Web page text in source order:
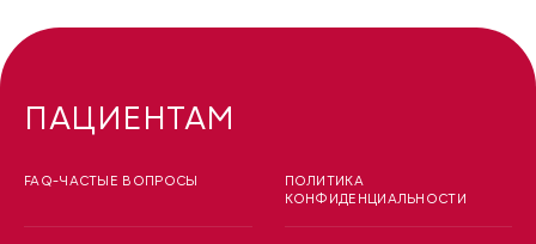
ПАЦИЕНТАМ
FAQ-ЧАСТЫЕ ВОПРОСЫ
ПОЛИТИКА
КОНФИДЕНЦИАЛЬНОСТИ